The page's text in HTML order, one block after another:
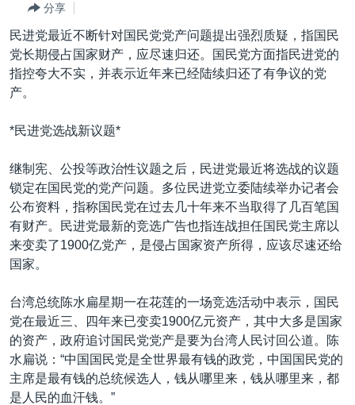
转
到
导
航
检
索
国际
最新国际新闻
印太
中东
欧洲
非洲
美洲
全球议题
分类新闻
经济·金融·贸易
人权·法律·宗教
科教·文娱·体健
军事
劳工
环境
美中关系
热点专题
白宫要闻
国会报道
美中关系
美国建国250周年
埃博拉疫情
美国之音专访
重要讲话与声明
台海两岸关系
南中国海争端
关注西藏
VOA视频
VOA今日焦点
中文广播
关注我们
其他语言网站
分享
民进党最近不断针对国民党党产问题提出强烈质疑，指国民
党长期侵占国家财产，应尽速归还。国民党方面指民进党的
指控夸大不实，并表示近年来已经陆续归还了有争议的党
产。
*民进党选战新议题*
继制宪、公投等政治性议题之后，民进党最近将选战的议题
锁定在国民党的党产问题。多位民进党立委陆续举办记者会
公布资料，指称国民党在过去几十年来不当取得了几百笔国
有财产。民进党最新的竞选广告也指连战担任国民党主席以
来变卖了1900亿党产，是侵占国家资产所得，应该尽速还给
国家。
台湾总统陈水扁星期一在花莲的一场竞选活动中表示，国民
党在最近三、四年来已变卖1900亿元资产，其中大多是国家
的资产，政府追讨国民党党产是要为台湾人民讨回公道。陈
水扁说：“中国国民党是全世界最有钱的政党，中国国民党的
主席是最有钱的总统候选人，钱从哪里来，钱从哪里来，都
是人民的血汗钱。”